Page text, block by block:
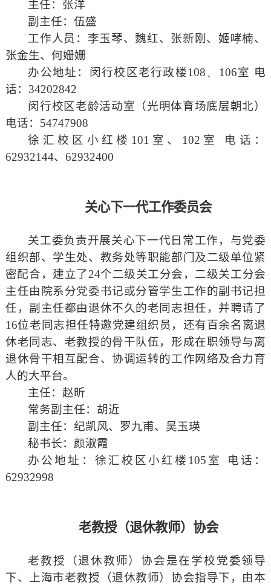
主任：张洋
副主任：伍盛
工作人员：李玉琴、魏红、张新刚、姬哮楠、
张金生、何姗姗
办公地址：闵行校区老行政楼108、106室 电
话： 34202842
闵行校区老龄活动室（光明体育场底层朝北）
电话： 54747908
徐汇校区小红楼 101 室、 102 室
电话：
62932144、 62932400
关心下一代工作委员会
关工委负责开展关心下一代日常工作，与党委
组织部、学生处、教务处等职能部门及二级单位紧
密配合，建立了24个二级关工分会，二级关工分会
主任由院系分党委书记或分管学生工作的副书记担
任，副主任都由退休不久的老同志担任，并聘请了
16位老同志担任特邀党建组织员，还有百余名离退
休老同志、老教授的骨干队伍，形成在职领导与离
退休骨干相互配合、协调运转的工作网络及合力育
人的大平台。
主任：赵昕
常务副主任：胡近
副主任：纪凯风、罗九甫、吴玉瑛
秘书长：颜淑霞
办公地址：徐汇校区小红楼 105 室 电话：
62932998
老教授（退休教师）协会
老教授（退休教师）协会是在学校党委领导
下、上海市老教授（退休教师）协会指导下，由本